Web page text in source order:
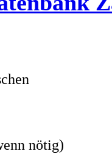
nötig)